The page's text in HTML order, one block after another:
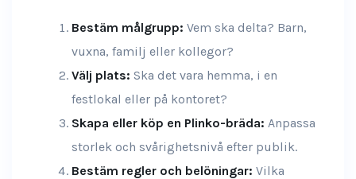
Bestäm målgrupp: Vem ska delta? Barn,
vuxna, familj eller kollegor?
Välj plats: Ska det vara hemma, i en
festlokal eller på kontoret?
Skapa eller köp en Plinko-bräda: Anpassa
storlek och svårighetsnivå efter publik.
Bestäm regler och belöningar: Vilka